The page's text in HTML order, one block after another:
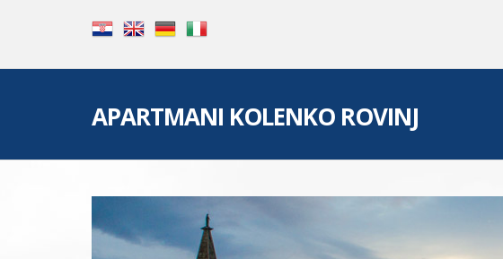
APARTMANI KOLENKO ROVINJ